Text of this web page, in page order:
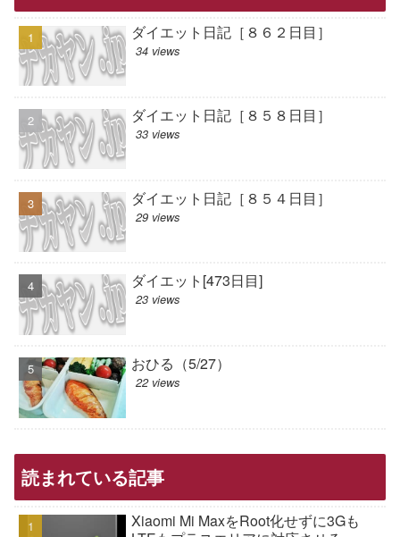
ダイエット日記［８６２日目］
34 views
ダイエット日記［８５８日目］
33 views
ダイエット日記［８５４日目］
29 views
ダイエット[473日目]
23 views
おひる（5/27）
22 views
読まれている記事
Xiaomi Mi MaxをRoot化せずに3Gも